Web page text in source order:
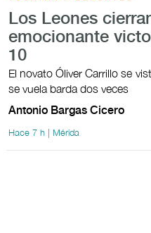
Los Leones
emocionante
10
El novato Óliver Carrillo se
se vuela barda dos veces
Antonio Bargas Cicero
Hace 7 h | Mérida